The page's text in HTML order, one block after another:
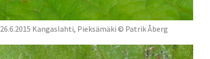
26.6.2015 Kangaslahti, Pieksämäki © Patrik Åberg